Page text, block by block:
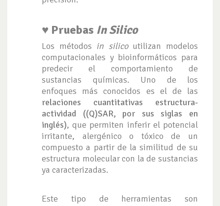
♥ Pruebas In Silico
Los métodos in silicoutilizan modelos
computacionales y bioinformáticos para
predecir el comportamiento de
sustancias químicas. Uno de los
enfoques más conocidos es el de las
relaciones cuantitativas estructura-
actividad ((Q)SAR, por sus siglas en
inglés), que permiten inferir el potencial
irritante, alergénico o tóxico de un
compuesto a partir de la similitud de su
estructura molecular con la de sustancias
ya caracterizadas.
Este tipo de herramientas son